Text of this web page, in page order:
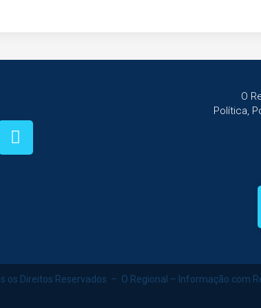
O
Política,
os Direitos Reservados – O Regional – Informação com